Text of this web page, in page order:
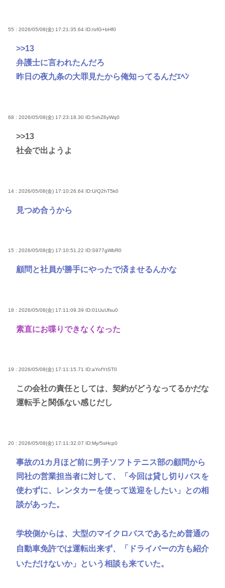
55 : 2026/05/08(金) 17:21:35.64 ID:/ofG+bHf0
>>13
弁護士に言われたんだろ
昨日の夜九条の大罪見たから俺知ってるんだｴﾍﾝ
68 : 2026/05/08(金) 17:23:18.30 ID:5xhZ6yWq0
>>13
社会で出ようよ
14 : 2026/05/08(金) 17:10:26.64 ID:U/Q2hT5k0
見つめ合うから
15 : 2026/05/08(金) 17:10:51.22 ID:S977gWbR0
顧問と社員が勝手にやったで済ませるんかな
18 : 2026/05/08(金) 17:11:09.39 ID:01UuUfsu0
素直にお喋りできなくなった
19 : 2026/05/08(金) 17:11:15.71 ID:aYofYtST0
この会社の責任としては、契約がどうなってるかだな
運転手と関係ない感じだし
20 : 2026/05/08(金) 17:11:32.07 ID:My/5sHcp0
事故の1カ月ほど前に男子ソフトテニス部の顧問から
同社の営業担当者に対して、「今回は貸し切りバスを
使わずに、レンタカーを使って送迎をしたい」との相
談があった。
学校側からは、大型のマイクロバスであるため普通の
自動車免許では運転出来ず、「ドライバーの方も紹介
いただけないか」という相談も来ていた。